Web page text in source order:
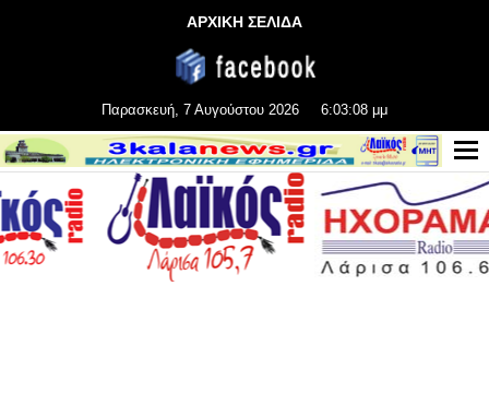
ΑΡΧΙΚΗ ΣΕΛΙΔΑ
Παρασκευή, 7 Αυγούστου 2026 6:03:08 μμ